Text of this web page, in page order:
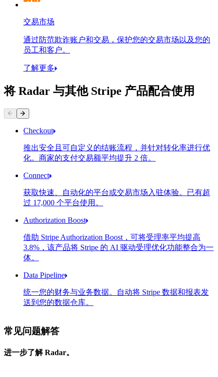
交易市场
通过防范欺诈账户和交易，保护您的交易市场以及您的
员工和客户。
了解更多
将 Radar 与其他 Stripe 产品配合使用
支付方式
Checkout
推出安全且可自定义的结账流程，并针对转化率进行优
化。商家的支付交易额平均提升 2 倍。
Connect 子账户
账户
Connect
获取快速、自动化的平台或交易市场入驻体验。已有超
过 17,000 个平台使用。
优化影响摘要
功能
Adaptive Acceptance
Authorization Boost
借助 Stripe Authorization Boost，可将受理率平均提高
3.8%，该产品将 Stripe 的 AI 驱动受理优化功能整合为一
体。
Data Pipeline
统一您的财务与业务数据。自动将 Stripe 数据和报表发
送到您的数据仓库。
常见问题解答
进一步了解 Radar。